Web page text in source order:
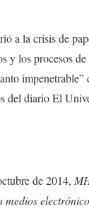
a la crisis de
y los procesos
del diario El
de 2014,
medios